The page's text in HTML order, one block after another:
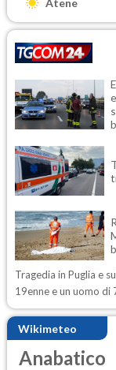
Tragedia in Puglia e
19enne e un uomo di
Wikimeteo
Anabatico